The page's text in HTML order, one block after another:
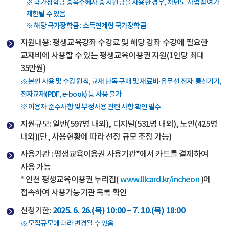
※ 국가장학금 중복수혜자 중 지원금을 사용한 경우, 차년도 사업 참여가
제한될 수 있음
※ 해당 국가장학금 : 소득연계형 국가장학금
지원내용: 평생교육강좌 수강료 및 해당 강좌 수강에 필요한
교재비에 사용할 수 있는 평생교육이용권 지원(1인당 최대
35만원)
※ 본인 사용 및 수강 원칙, 교재 단독 구매 및 재료비·유무선 전자·통신기기,
전자교재(PDF, e-book) 등 사용 불가
※ 이용자 준수사항 및 부정사용 관련 사항 확인 필수
지원규모: 일반(597명 내외), 디지털(531명 내외), 노인(425명
내외)(단, 사용현황에 따라 선정 규모 조정 가능)
사용기관 : 평생교육이용권 사용기관*에서 카드를 결제하여
사용 가능
* 인천 평생교육이용권 누리집(www.lllcard.kr/incheon )에
접속하여 사용가능기관 목록 확인
신청기한: 2025. 6. 26.(목) 10:00 ~ 7. 10.(목) 18:00
※ 모집규모에 따라 변경될 수 있음